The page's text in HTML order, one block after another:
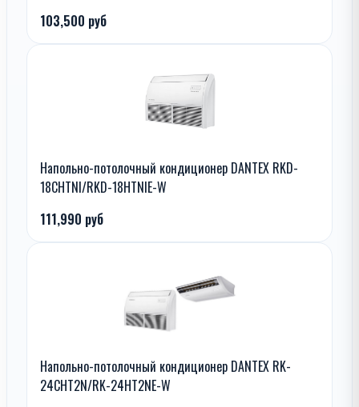
103,500 руб
Напольно-потолочный кондиционер DANTEX RKD-
18CHTNI/RKD-18HTNIE-W
111,990 руб
Напольно-потолочный кондиционер DANTEX RK-
24CHT2N/RK-24HT2NE-W